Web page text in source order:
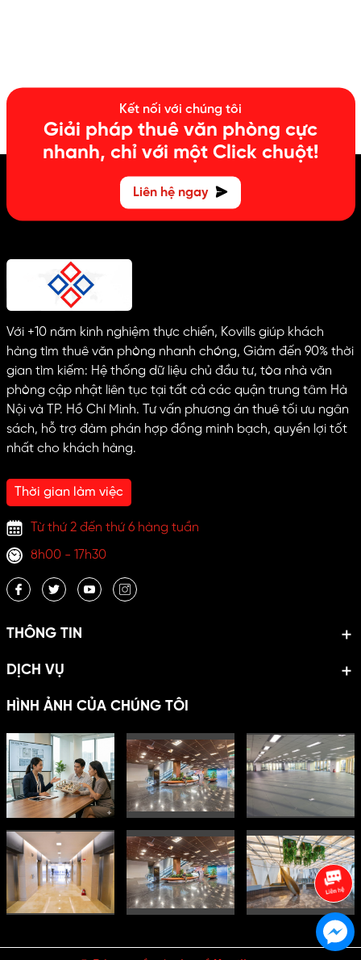
Kết nối với chúng tôi
Giải pháp thuê văn phòng cực
nhanh, chỉ với một Click chuột!
Liên hệ ngay
Với +10 năm kinh nghiệm thực chiến, Kovills giúp khách
hàng tìm thuê văn phòng nhanh chóng, Giảm đến 90% thời
gian tìm kiếm: Hệ thống dữ liệu chủ đầu tư, tòa nhà văn
phòng cập nhật liên tục tại tất cả các quận trung tâm Hà
Nội và TP. Hồ Chí Minh. Tư vấn phương án thuê tối ưu ngân
sách, hỗ trợ đàm phán hợp đồng minh bạch, quyền lợi tốt
nhất cho khách hàng.
Thời gian làm việc
Từ thứ 2 đến thứ 6 hàng tuần
8h00 - 17h30
THÔNG TIN
DỊCH VỤ
HÌNH ẢNH CỦA CHÚNG TÔI